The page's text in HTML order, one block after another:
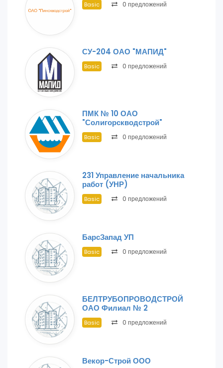
Basic 0 предложений
СУ-204 ОАО "МАПИД"
Basic 0 предложений
ПМК № 10 ОАО
"Солигорскводстрой"
Basic 0 предложений
231 Управление начальника
работ (УНР)
Basic 0 предложений
БарсЗапад УП
Basic 0 предложений
БЕЛТРУБОПРОВОДСТРОЙ
ОАО Филиал № 2
Basic 0 предложений
Векор-Строй ООО